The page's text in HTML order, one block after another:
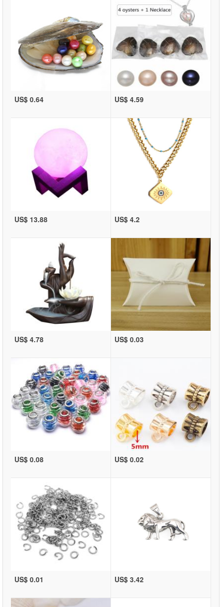
US$ 0.64 US$ 4.59
US$ 13.88 US$ 4.2
US$ 4.78 US$ 0.03
US$ 0.08 US$ 0.02
US$ 0.01 US$ 3.42